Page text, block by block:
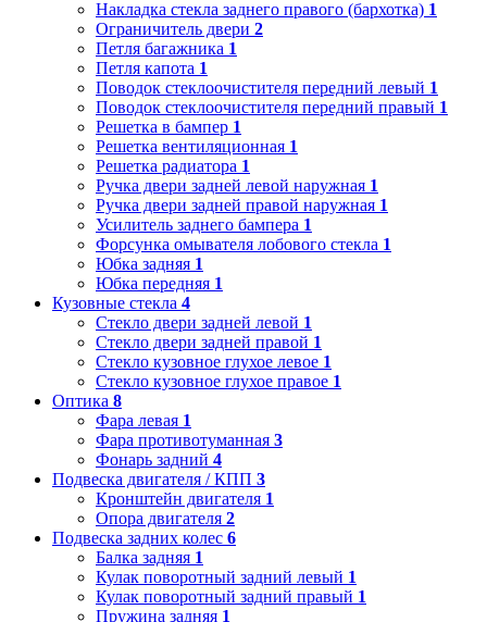
Накладка стекла заднего правого (бархотка) 1
Ограничитель двери 2
Петля багажника 1
Петля капота 1
Поводок стеклоочистителя передний левый 1
Поводок стеклоочистителя передний правый 1
Решетка в бампер 1
Решетка вентиляционная 1
Решетка радиатора 1
Ручка двери задней левой наружная 1
Ручка двери задней правой наружная 1
Усилитель заднего бампера 1
Форсунка омывателя лобового стекла 1
Юбка задняя 1
Юбка передняя 1
Кузовные стекла 4
Стекло двери задней левой 1
Стекло двери задней правой 1
Стекло кузовное глухое левое 1
Стекло кузовное глухое правое 1
Оптика 8
Фара левая 1
Фара противотуманная 3
Фонарь задний 4
Подвеска двигателя / КПП 3
Кронштейн двигателя 1
Опора двигателя 2
Подвеска задних колес 6
Балка задняя 1
Кулак поворотный задний левый 1
Кулак поворотный задний правый 1
Пружина задняя 1